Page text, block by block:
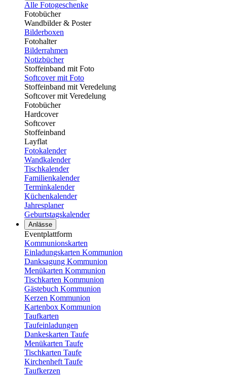
Alle Fotogeschenke
Fotobücher
Wandbilder & Poster
Bilderboxen
Fotohalter
Bilderrahmen
Notizbücher
Stoffeinband mit Foto
Softcover mit Foto
Stoffeinband mit Veredelung
Softcover mit Veredelung
Fotobücher
Hardcover
Softcover
Stoffeinband
Layflat
Fotokalender
Wandkalender
Tischkalender
Familienkalender
Terminkalender
Küchenkalender
Jahresplaner
Geburtstagskalender
Anlässe
Eventplattform
Kommunionskarten
Einladungskarten Kommunion
Danksagung Kommunion
Menükarten Kommunion
Tischkarten Kommunion
Gästebuch Kommunion
Kerzen Kommunion
Kartenbox Kommunion
Taufkarten
Taufeinladungen
Dankeskarten Taufe
Menükarten Taufe
Tischkarten Taufe
Kirchenheft Taufe
Taufkerzen